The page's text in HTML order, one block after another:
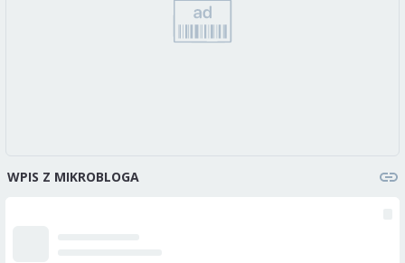
WPIS Z MIKROBLOGA